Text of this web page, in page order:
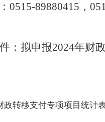
0515-89880415 ，
：拟申报2024年财
政转移支付专项项目统计